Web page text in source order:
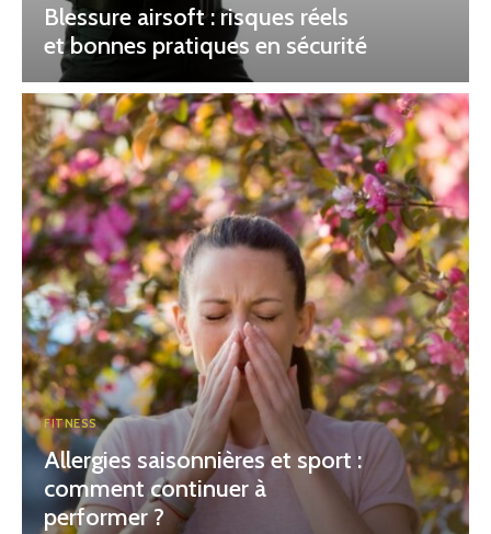
Blessure airsoft : risques réels
et bonnes pratiques en sécurité
FITNESS
Allergies saisonnières et sport :
comment continuer à
performer ?